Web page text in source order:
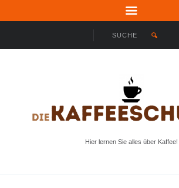
Hier lernen Sie alles über Kaffee!